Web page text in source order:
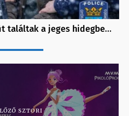
találtak a jeges hidegbe…
SZTORI